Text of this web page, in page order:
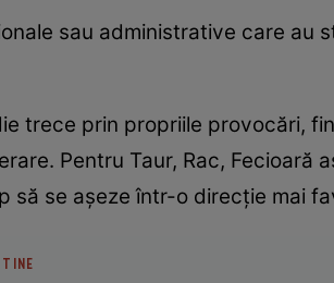
sau administrative care au
trece prin propriile provocări,
Pentru Taur, Rac,
să se așeze într-o direcție mai